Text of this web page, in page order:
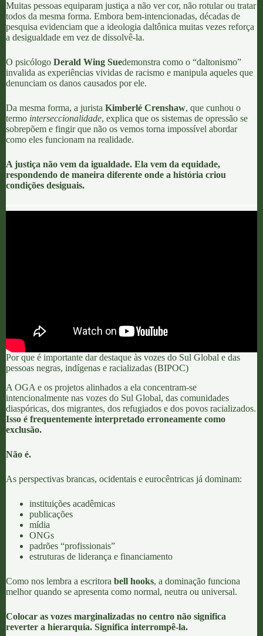
Muitas pessoas equiparam justiça a não ver cor, não rotular ou tratar
todos da mesma forma. Embora bem-intencionadas, décadas de
pesquisa evidenciam que a ideologia daltônica muitas vezes reforça
a desigualdade em vez de dissolvê-la.
O psicólogo Derald Wing Suedemonstra como o “daltonismo”
invalida as experiências vividas de racismo e manipula aqueles que
denunciam os danos causados por ele.
Da mesma forma, a jurista Kimberlé Crenshaw, que cunhou o
termo interseccionalidade, explica que os sistemas de opressão se
sobrepõem e fingir que não os vemos torna impossível abordar
como eles funcionam na realidade.
A justiça não vem da igualdade. Ela vem da equidade,
respondendo de maneira diferente onde a história criou
condições desiguais.
Por que é importante dar destaque às vozes do Sul Global e das
pessoas negras, indígenas e racializadas (BIPOC)
A OGA e os projetos alinhados a ela concentram-se
intencionalmente nas vozes do Sul Global, das comunidades
diaspóricas, dos migrantes, dos refugiados e dos povos racializados.
Isso é frequentemente interpretado erroneamente como
exclusão.
Não é.
As perspectivas brancas, ocidentais e eurocêntricas já dominam:
instituições acadêmicas
publicações
mídia
ONGs
padrões “profissionais”
estruturas de liderança e financiamento
Como nos lembra a escritora bell hooks, a dominação funciona
melhor quando se apresenta como normal, neutra ou universal.
Colocar as vozes marginalizadas no centro não significa
reverter a hierarquia. Significa interrompê-la.